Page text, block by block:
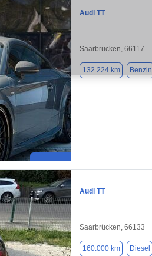
Audi TT
Saarbrücken, 66117
132.224 km Benzin
Audi TT
Saarbrücken, 66133
160.000 km Diesel